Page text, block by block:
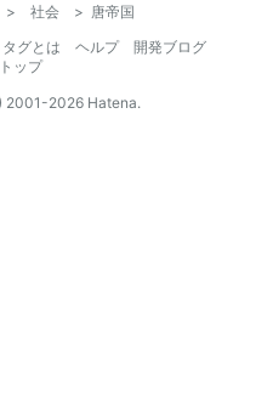
> 社会 > 唐帝国
グとは
ヘルプ
開発ブログ
ップ
2001-2026 Hatena.